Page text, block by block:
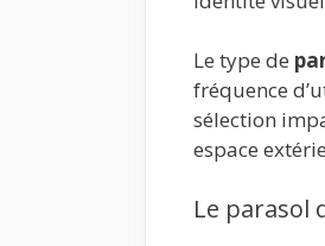
Le type de
fréquence
sélection
espace
Le parasol